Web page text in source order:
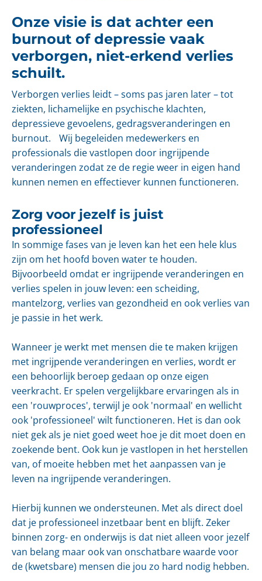
Onze visie is dat achter een
burnout of depressie vaak
verborgen, niet-erkend verlies
schuilt.
Verborgen verlies leidt – soms pas jaren later – tot
ziekten, lichamelijke en psychische klachten,
depressieve gevoelens, gedragsveranderingen en
burnout. Wij begeleiden medewerkers en
professionals die vastlopen door ingrijpende
veranderingen zodat ze de regie weer in eigen hand
kunnen nemen en effectiever kunnen functioneren.
Zorg voor jezelf is juist
professioneel
In sommige fases van je leven kan het een hele klus
zijn om het hoofd boven water te houden.
Bijvoorbeeld omdat er ingrijpende veranderingen en
verlies spelen in jouw leven: een scheiding,
mantelzorg, verlies van gezondheid en ook verlies van
je passie in het werk.
Wanneer je werkt met mensen die te maken krijgen
met ingrijpende veranderingen en verlies, wordt er
een behoorlijk beroep gedaan op onze eigen
veerkracht. Er spelen vergelijkbare ervaringen als in
een 'rouwproces', terwijl je ook 'normaal' en wellicht
ook 'professioneel' wilt functioneren. Het is dan ook
niet gek als je niet goed weet hoe je dit moet doen en
zoekende bent. Ook kun je vastlopen in het herstellen
van, of moeite hebben met het aanpassen van je
leven na ingrijpende veranderingen.
Hierbij kunnen we ondersteunen. Met als direct doel
dat je professioneel inzetbaar bent en blijft. Zeker
binnen zorg- en onderwijs is dat niet alleen voor jezelf
van belang maar ook van onschatbare waarde voor
de (kwetsbare) mensen die jou zo hard nodig hebben.